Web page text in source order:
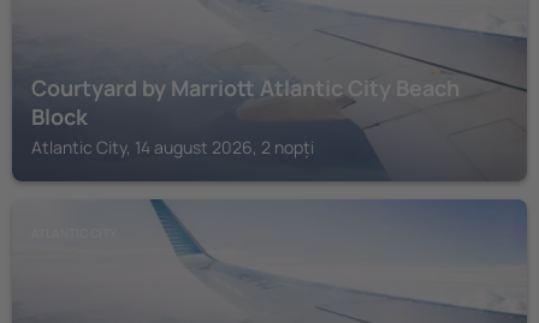
Courtyard by Marriott Atlantic City Beach
Block
Atlantic City, 14 august 2026, 2 nopți